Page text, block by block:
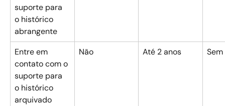
suporte para
o histórico
abrangente
Entre em
contato com o
suporte para
o histórico
arquivado
Não Até 2 anos